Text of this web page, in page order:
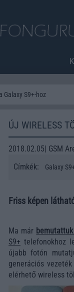
Galaxy S9+-hoz
ÚJ WIRELESS
2018.02.05| GSM
Címkék:
Galaxy
Friss képen
Ma már
S9+ telefonokhoz
újabb fotón
generációs
elérhető wireless